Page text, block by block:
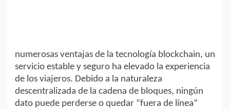
numerosas ventajas de la tecnología blockchain, un
servicio estable y seguro ha elevado la experiencia
de los viajeros. Debido a la naturaleza
descentralizada de la cadena de bloques, ningún
dato puede perderse o quedar “fuera de línea”